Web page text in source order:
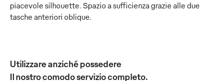
piacevole silhouette. Spazio a sufficienza grazie alle due
tasche anteriori oblique.
Utilizzare anziché possedere
Il nostro comodo servizio completo.